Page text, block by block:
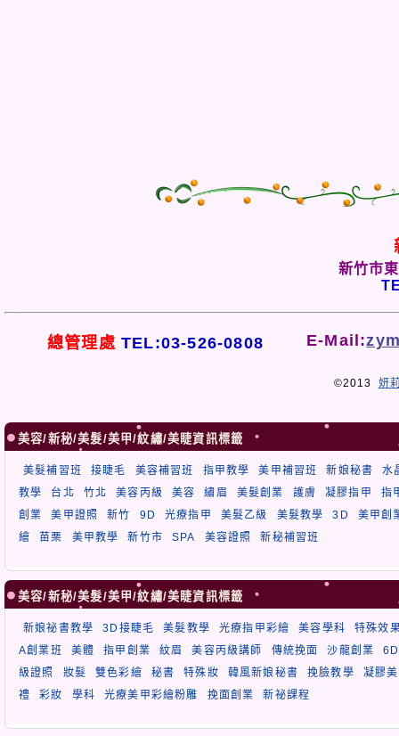
新竹市
總管理處 TEL:03-526-0808 E-Mail:
©2013 妍
美容/新秘/美髮/美甲/紋繡/美睫資訊標籤
美髮補習班 接睫毛 美容補習班 指甲教學 美甲補習班 新娘秘書
水
教學
台北 竹北 美容丙級 美容 繡眉 美髮創業 護膚 凝膠指甲
指
創業
美甲證照 新竹 9D 光療指甲 美髮乙級 美髮教學 3D
美甲創
繪
苗栗 美甲教學 新竹市 SPA 美容證照 新秘補習班
美容/新秘/美髮/美甲/紋繡/美睫資訊標籤
新娘祕書教學 3D接睫毛 美髮教學 光療指甲彩繪 美容學科
特殊效
A創業班
美體 指甲創業 紋眉 美容丙級講師 傳統挽面 沙龍創業
級證照
妝髮 雙色彩繪 秘書 特殊妝 韓風新娘秘書 挽臉教學
凝膠
禮
彩妝 學科 光療美甲彩繪粉雕 挽面創業 新祕課程